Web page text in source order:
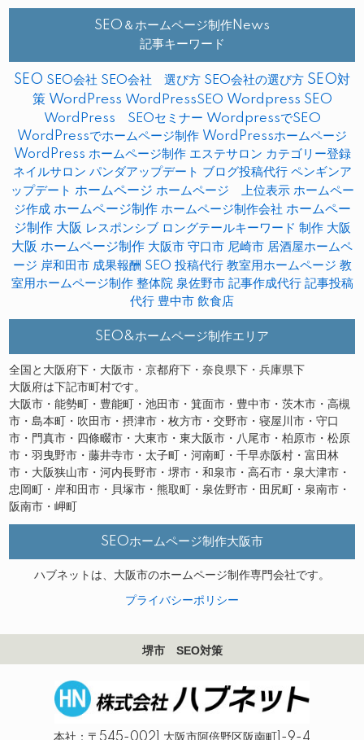
SEO＆ホームページ制作News
記事キーワード
SEO SEO会社 SEO会社 選び方 SEO会社の選び方 SEO対
策 WordPress WordPressSEO Wordpress SEO
WordPress SEOセミナー WordpressでSEO
WordPressでホームページ制作 WordPressホームページ
WordPress ホームページ制作 エステサロン カテゴリー登録
ネイルサロン パンダアップデート ブログ投稿代行 ペンギンア
ップデート ホームページ ホームページ 上位表示 ホームペー
ジ作成 ホームページ制作 ホームページ制作会社 ホームペー
ジ制作 大阪 レスポンシブ ロングテールキーワード 制作 大阪
大阪 ホームページ制作 大阪市 守口市 尼崎市 居酒屋ホームペ
ージ 岸和田市 成果報酬 SEO 投稿代行 教室用ホームページ 教
室用ホームページ制作 整体院 泉佐野市 記事作成代行 記事投稿
代行 豊中市 飲食店
SEO&ホームページ制作エリア
全国と大阪府下・大阪市・京都府下・奈良県下・兵庫県下
大阪府は下記市町村です。
大阪市・能勢町・豊能町・池田市・箕面市・豊中市・茨木市・高槻
市・島本町・吹田市・摂津市・枚方市・交野市・寝屋川市・守口
市・門真市・四條畷市・大東市・東大阪市・八尾市・柏原市・松原
市・羽曳野市・藤井寺市・太子町・河南町・千早赤阪村・富田林
市・大阪狭山市・河内長野市・堺市・和泉市・高石市・泉大津市・
忠岡町・岸和田市・貝塚市・熊取町・泉佐野市・田尻町・泉南市・
阪南市・岬町
SEOホームページ制作大阪市
ハブネットは、大阪市のホームページ制作専門会社です。
プライバシーポリシー
堺市 SEO対策
本社：〒545-0021 大阪市阿倍野区阪南町1-9-4